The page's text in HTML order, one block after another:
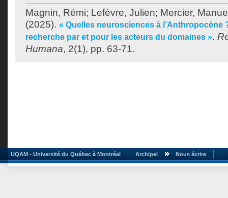
Magnin, Rémi; Lefèvre, Julien; Mercier,
(2025). « Quelles neurosciences à l’Anthropocène
recherche par et pour les acteurs du domaines ».
Humana, 2(1), pp. 63-71.
UQAM - Université du Québec à Montréal Archipel Nous écrire